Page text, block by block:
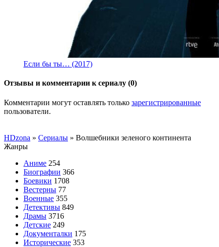
Если бы ты… (2017)
Отзывы и комментарии к сериалу (0)
Комментарии могут оставлять только зарегистрированные
пользователи.
HDzona » Сериалы » Волшебники зеленого континента
Жанры
Аниме 254
Биографии 366
Боевики 1708
Вестерны 77
Военные 355
Детективы 849
Драмы 3716
Детские 249
Документалки 175
Исторические 353